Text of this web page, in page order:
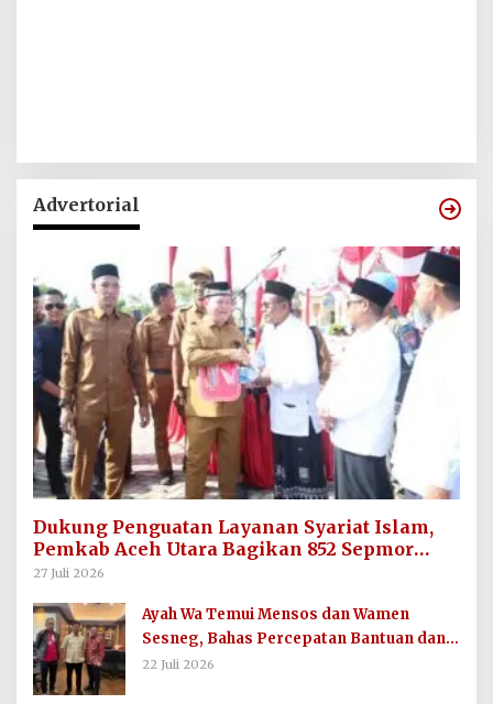
Advertorial
Dukung Penguatan Layanan Syariat Islam,
Pemkab Aceh Utara Bagikan 852 Sepmor
untuk Imum Gampong
27 Juli 2026
Ayah Wa Temui Mensos dan Wamen
Sesneg, Bahas Percepatan Bantuan dan
Dana Direktif Presiden
22 Juli 2026